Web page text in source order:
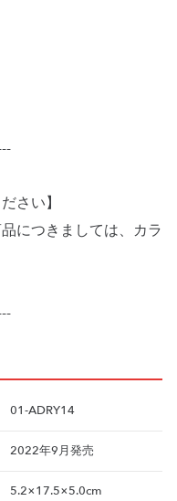
さい】
につきましては、カラ
01-ADRY14
2022年9月発売
5.2×17.5×5.0cm